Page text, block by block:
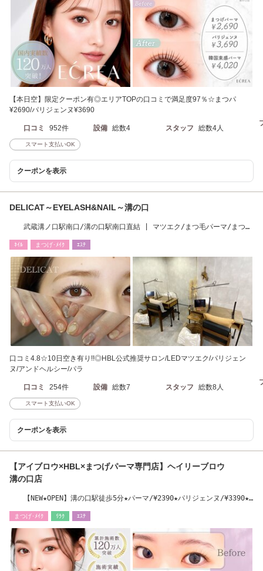
【本日空】限定クーポン有◎エリアTOPの口コミで満足度97％☆まつパ
¥2690/パリジェンヌ¥3690
口コミ 952件 設備 総数4 スタッフ 総数4人
スマート支払いOK
クーポンを表示
DELICAT～EYELASH&NAIL～溝の口
武蔵溝ノ口駅南口/溝の口駅南口直結 | マツエク/まつ毛パーマ/まつ毛
ﾈｲﾙ まつげ･ﾒｲｸ ｴｽﾃ
口コミ4.8☆10日空き有り!!◎HBL公式推奨サロン/LEDマツエク/パリジェン
ヌ/アンドヘルシー/パラ
口コミ 254件 設備 総数7 スタッフ 総数8人
スマート支払いOK
クーポンを表示
【アイブロウ×HBL×まつげパーマ専門店】ヘイリーブロウ
溝の口店
【NEW★OPEN】溝の口駅徒歩5分★パーマ/¥2390★パリジェンヌ/¥3390★
まつげ･ﾒｲｸ ﾘﾗｸ ｴｽﾃ